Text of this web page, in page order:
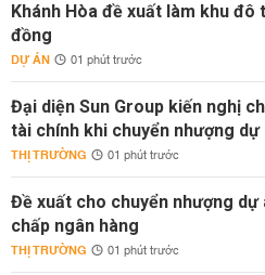
Khánh Hòa đề xuất làm khu đô
đồng
DỰ ÁN 01 phút trước
Đại diện Sun Group kiến nghị
tài chính khi chuyển nhượng dự
THỊ TRƯỜNG 01 phút trước
Đề xuất cho chuyển nhượng
chấp ngân hàng
THỊ TRƯỜNG 01 phút trước